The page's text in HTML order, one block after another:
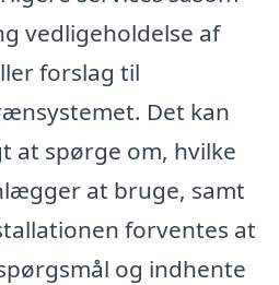
vedligeholdelse af
forslag til
Det kan
at spørge om, hvilke
at bruge, samt
forventes at
og indhente